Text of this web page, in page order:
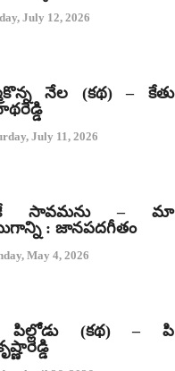
July 12, 2026
నేల (కథ) – కేతు
July 11, 2026
సావమను – మా
: జానపదగీతం
May 4, 2026
(కథ) – పి